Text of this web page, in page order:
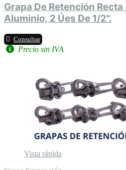
Grapa De Retención
Aluminio, 2 Úes De 1/2".
Consultar
Precio sin IVA
Vista rápida